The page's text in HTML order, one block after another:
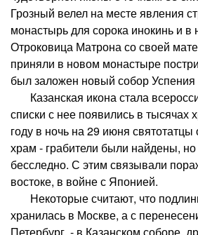
Грозный велел на месте явления
монастырь для сорока инокинь и в
Отроковица Матрона со своей
приняли в новом монастыре
был заложен новый собор Успения
Казанская икона стала
списки с нее появились в тысячах
году в ночь на 29 июня святотатцы
храм - грабители были найдены, но
бесследно. С этим связывали
востоке, в войне с Японией.
Некоторые считают, что
хранилась в Москве, а с
Петербург, - в Казанском соборе,